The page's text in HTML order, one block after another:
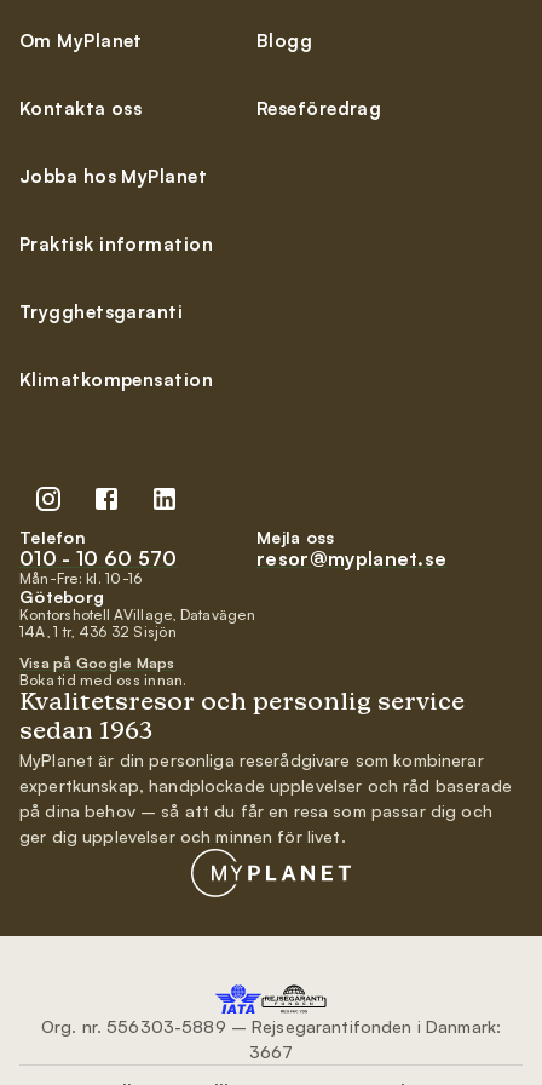
Telefon
010 - 10 60 570
Mån-Fre: kl. 10-16
Mejla oss
resor@myplanet.se
Om MyPlanet
Kontakta oss
Jobba hos MyPlanet
Praktisk information
Trygghetsgaranti
Klimatkompensation
Blogg
Reseföredrag
Kvalitetsresor och personlig service
sedan 1963
MyPlanet är din personliga reserådgivare som kombinerar
expertkunskap, handplockade upplevelser och råd baserade
på dina behov – så att du får en resa som passar dig och
ger dig upplevelser och minnen för livet.
Göteborg
Kontorshotell AVillage, Datavägen
14A, 1 tr, 436 32 Sisjön
Visa på Google Maps
Boka tid med oss innan.
Org. nr. 556303-5889 – Rejsegarantifonden i Danmark:
3667